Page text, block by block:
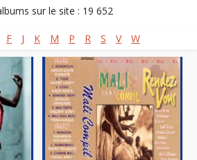
sur le site : 19 652
F J K M P R S V W